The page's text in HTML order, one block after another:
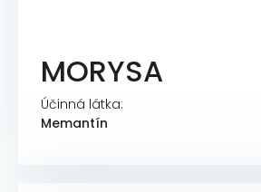
MORYSA
Účinná látka:
Memantín